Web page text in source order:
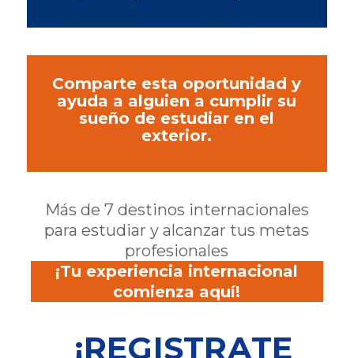
Comparte esta oportunidad y
ayuda a alguien a cumplir su
sueño de estudiar en el
exterior.
Más de 7 destinos internacionales
para estudiar y alcanzar tus metas
profesionales
¡Tu experiencia internacional
comienza aquí!
¡REGISTRATE